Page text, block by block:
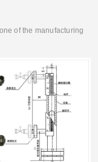
of the manufacturing